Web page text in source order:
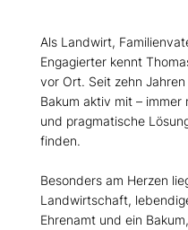
Als Landwirt,
Engagierter kennt
vor Ort. Seit zehn
Bakum aktiv mit –
und pragmatische
finden.
Besonders am Herzen
Landwirtschaft,
Ehrenamt und ein